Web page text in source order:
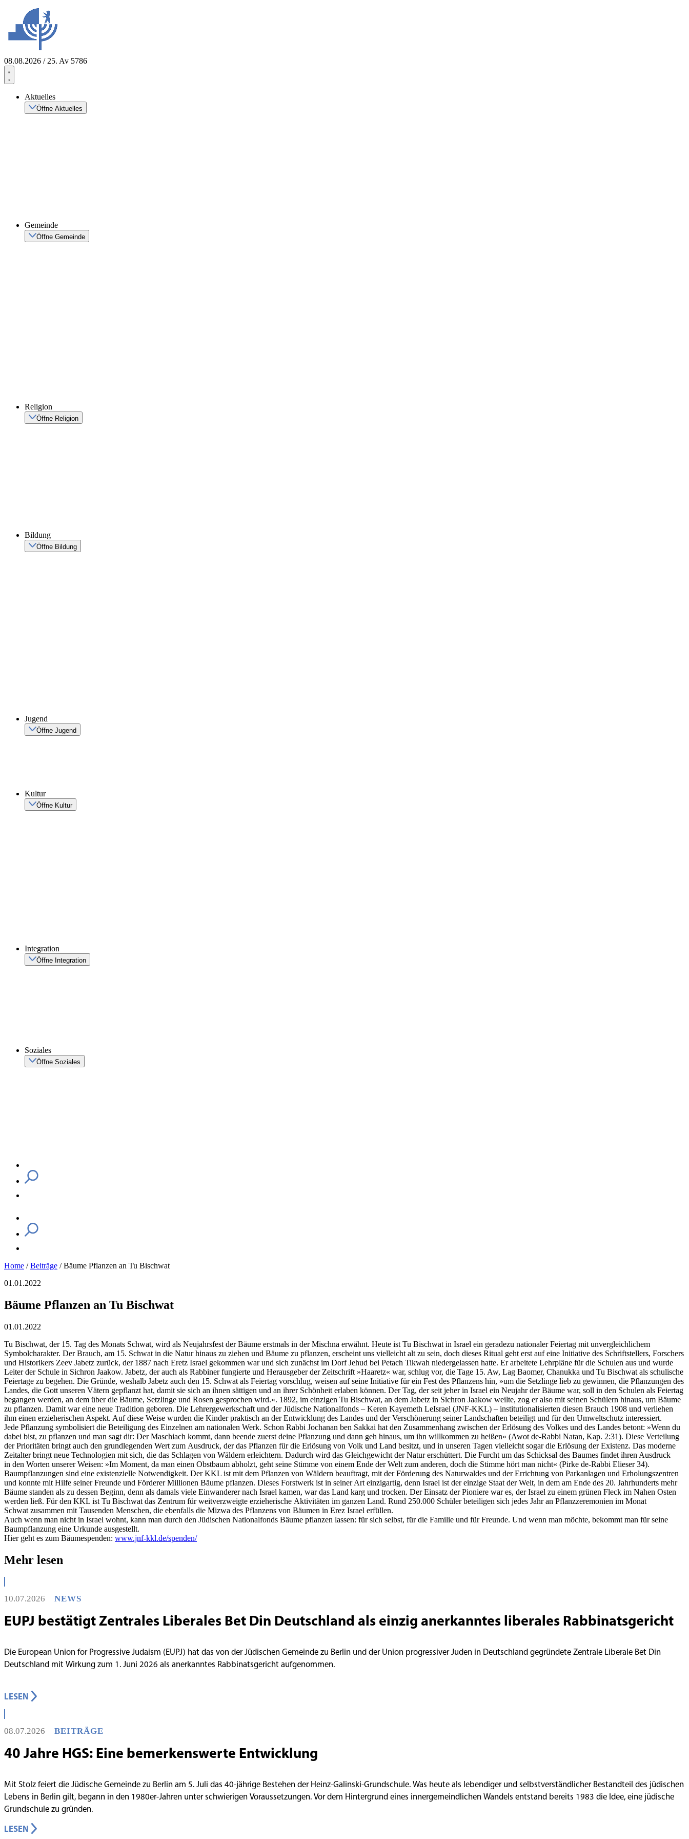
springen
08.08.2026 / 25. Av 5786
Aktuelles
Öffne Aktuelles
Gemeinde
Öffne Gemeinde
Religion
Öffne Religion
Bildung
Öffne Bildung
Jugend
Öffne Jugend
Kultur
Öffne Kultur
Integration
Öffne Integration
Soziales
Öffne Soziales
Home /Beiträge /Bäume Pflanzen an Tu Bischwat
01.01.2022
Bäume Pflanzen an Tu Bischwat
01.01.2022
Tu Bischwat, der 15. Tag des Monats Schwat, wird als Neujahrsfest der Bäume erstmals in der Mischna erwähnt. Heute ist Tu Bischwat in Israel ein geradezu nationaler Feiertag mit unvergleichlichem
Symbolcharakter. Der Brauch, am 15. Schwat in die Natur hinaus zu ziehen und Bäume zu pflanzen, erscheint uns vielleicht alt zu sein, doch dieses Ritual geht erst auf eine Initiative des Schriftstellers, Forschers
und Historikers Zeev Jabetz zurück, der 1887 nach Eretz Israel gekommen war und sich zunächst im Dorf Jehud bei Petach Tikwah niedergelassen hatte. Er arbeitete Lehrpläne für die Schulen aus und wurde
Leiter der Schule in Sichron Jaakow. Jabetz, der auch als Rabbiner fungierte und Herausgeber der Zeitschrift »Haaretz« war, schlug vor, die Tage 15. Aw, Lag Baomer, Chanukka und Tu Bischwat als schulische
Feiertage zu begehen. Die Gründe, weshalb Jabetz auch den 15. Schwat als Feiertag vorschlug, weisen auf seine Initiative für ein Fest des Pflanzens hin, »um die Setzlinge lieb zu gewinnen, die Pflanzungen des
Landes, die Gott unseren Vätern gepflanzt hat, damit sie sich an ihnen sättigen und an ihrer Schönheit erlaben können. Der Tag, der seit jeher in Israel ein Neujahr der Bäume war, soll in den Schulen als Feiertag
begangen werden, an dem über die Bäume, Setzlinge und Rosen gesprochen wird.«. 1892, im einzigen Tu Bischwat, an dem Jabetz in Sichron Jaakow weilte, zog er also mit seinen Schülern hinaus, um Bäume
zu pflanzen. Damit war eine neue Tradition geboren. Die Lehrergewerkschaft und der Jüdische Nationalfonds – Keren Kayemeth LeIsrael (JNF-KKL) – institutionalisierten diesen Brauch 1908 und verliehen
ihm einen erzieherischen Aspekt. Auf diese Weise wurden die Kinder praktisch an der Entwicklung des Landes und der Verschönerung seiner Landschaften beteiligt und für den Umweltschutz interessiert.
Jede Pflanzung symbolisiert die Beteiligung des Einzelnen am nationalen Werk. Schon Rabbi Jochanan ben Sakkai hat den Zusammenhang zwischen der Erlösung des Volkes und des Landes betont: »Wenn du
dabei bist, zu pflanzen und man sagt dir: Der Maschiach kommt, dann beende zuerst deine Pflanzung und dann geh hinaus, um ihn willkommen zu heißen« (Awot de-Rabbi Natan, Kap. 2:31). Diese Verteilung
der Prioritäten bringt auch den grundlegenden Wert zum Ausdruck, der das Pflanzen für die Erlösung von Volk und Land besitzt, und in unseren Tagen vielleicht sogar die Erlösung der Existenz. Das moderne
Zeitalter bringt neue Technologien mit sich, die das Schlagen von Wäldern erleichtern. Dadurch wird das Gleichgewicht der Natur erschüttert. Die Furcht um das Schicksal des Baumes findet ihren Ausdruck
in den Worten unserer Weisen: »Im Moment, da man einen Obstbaum abholzt, geht seine Stimme von einem Ende der Welt zum anderen, doch die Stimme hört man nicht« (Pirke de-Rabbi Elieser 34).
Baumpflanzungen sind eine existenzielle Notwendigkeit. Der KKL ist mit dem Pflanzen von Wäldern beauftragt, mit der Förderung des Naturwaldes und der Errichtung von Parkanlagen und Erholungszentren
und konnte mit Hilfe seiner Freunde und Förderer Millionen Bäume pflanzen. Dieses Forstwerk ist in seiner Art einzigartig, denn Israel ist der einzige Staat der Welt, in dem am Ende des 20. Jahrhunderts mehr
Bäume standen als zu dessen Beginn, denn als damals viele Einwanderer nach Israel kamen, war das Land karg und trocken. Der Einsatz der Pioniere war es, der Israel zu einem grünen Fleck im Nahen Osten
werden ließ. Für den KKL ist Tu Bischwat das Zentrum für weitverzweigte erzieherische Aktivitäten im ganzen Land. Rund 250.000 Schüler beteiligen sich jedes Jahr an Pflanzzeremonien im Monat
Schwat zusammen mit Tausenden Menschen, die ebenfalls die Mizwa des Pflanzens von Bäumen in Erez Israel erfüllen.
Auch wenn man nicht in Israel wohnt, kann man durch den Jüdischen Nationalfonds Bäume pflanzen lassen: für sich selbst, für die Familie und für Freunde. Und wenn man möchte, bekommt man für seine
Baumpflanzung eine Urkunde ausgestellt.
Hier geht es zum Bäumespenden: www.jnf-kkl.de/spenden/
Mehr lesen
10.07.2026 NEWS
EUPJ bestätigt Zentrales Liberales Bet Din Deutschland als einzig anerkanntes liberales Rabbinatsgericht
Die European Union for Progressive Judaism (EUPJ) hat das von der Jüdischen Gemeinde zu Berlin und der Union progressiver Juden in Deutschland gegründete Zentrale Liberale Bet Din
Deutschland mit Wirkung zum 1. Juni 2026 als anerkanntes Rabbinatsgericht aufgenommen.
LESEN
08.07.2026 BEITRÄGE
40 Jahre HGS: Eine bemerkenswerte Entwicklung
Mit Stolz feiert die Jüdische Gemeinde zu Berlin am 5. Juli das 40-jährige Bestehen der Heinz-Galinski-Grundschule. Was heute als lebendiger und selbstverständlicher Bestandteil des jüdischen
Lebens in Berlin gilt, begann in den 1980er-Jahren unter schwierigen Voraussetzungen. Vor dem Hintergrund eines innergemeindlichen Wandels entstand bereits 1983 die Idee, eine jüdische
Grundschule zu gründen.
LESEN